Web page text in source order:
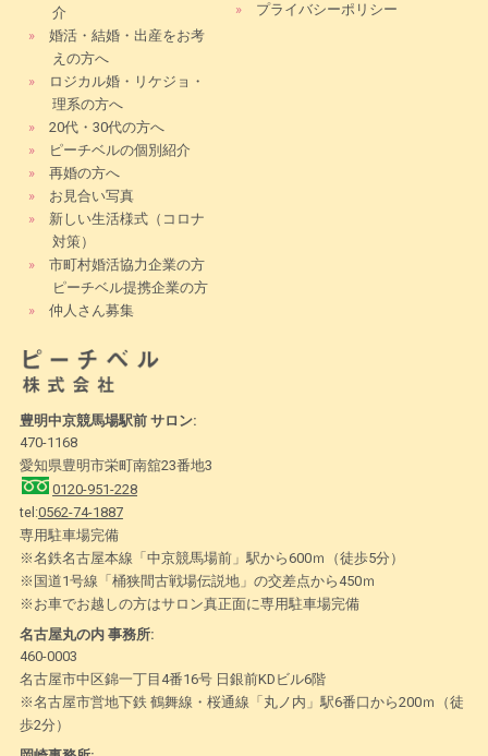
介
»
婚活・結婚・出産をお考
えの方へ
»
ロジカル婚・リケジョ・
理系の方へ
»
20代・30代の方へ
»
ピーチベルの個別紹介
»
再婚の方へ
»
お見合い写真
»
新しい生活様式（コロナ
対策）
»
市町村婚活協力企業の方
ピーチベル提携企業の方
»
仲人さん募集
»
プライバシーポリシー
豊明中京競馬場駅前 サロン:
470-1168
愛知県豊明市栄町南舘23番地3
0120-951-228
tel:0562-74-1887
専用駐車場完備
※名鉄名古屋本線「中京競馬場前」駅から600ｍ（徒歩5分）
※国道1号線「桶狭間古戦場伝説地」の交差点から450ｍ
※お車でお越しの方はサロン真正面に専用駐車場完備
名古屋丸の内 事務所:
460-0003
名古屋市中区錦一丁目4番16号 日銀前KDビル6階
※名古屋市営地下鉄 鶴舞線・桜通線「丸ノ内」駅6番口から200ｍ（徒
歩2分）